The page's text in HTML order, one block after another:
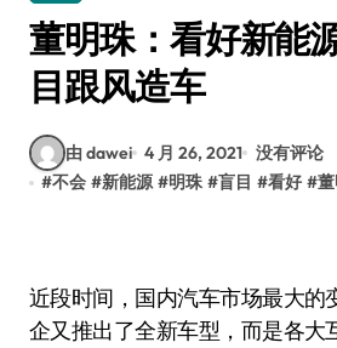
董明珠：看好新能
目跟风造车
由 dawei 4 月 26, 2021 没有评论
#不会 #新能源 #明珠 #盲目 #看好 #
近段时间，国内汽车市场最大的
企又推出了全新车型，而是各大